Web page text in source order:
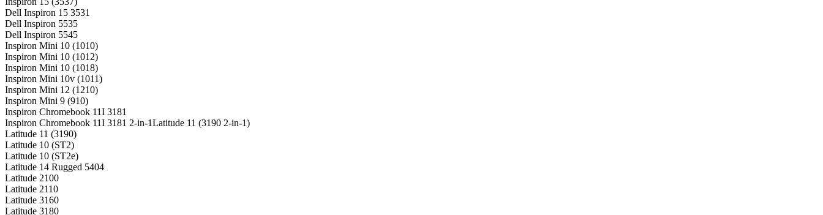
Dell Inspiron 15 3531
Dell Inspiron 5535
Dell Inspiron 5545
Inspiron Mini 10 (1010)
Inspiron Mini 10 (1012)
Inspiron Mini 10 (1018)
Inspiron Mini 10v (1011)
Inspiron Mini 12 (1210)
Inspiron Mini 9 (910)
Inspiron Chromebook 11I 3181
Inspiron Chromebook 11I 3181 2-in-1Latitude 11 (3190 2-in-1)
Latitude 11 (3190)
Latitude 10 (ST2)
Latitude 10 (ST2e)
Latitude 14 Rugged 5404
Latitude 2100
Latitude 2110
Latitude 3160
Latitude 3180